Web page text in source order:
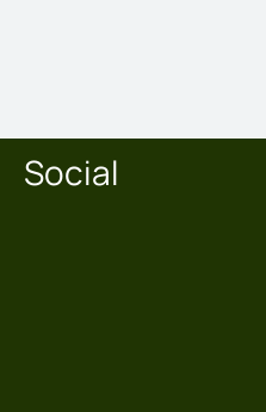
Social